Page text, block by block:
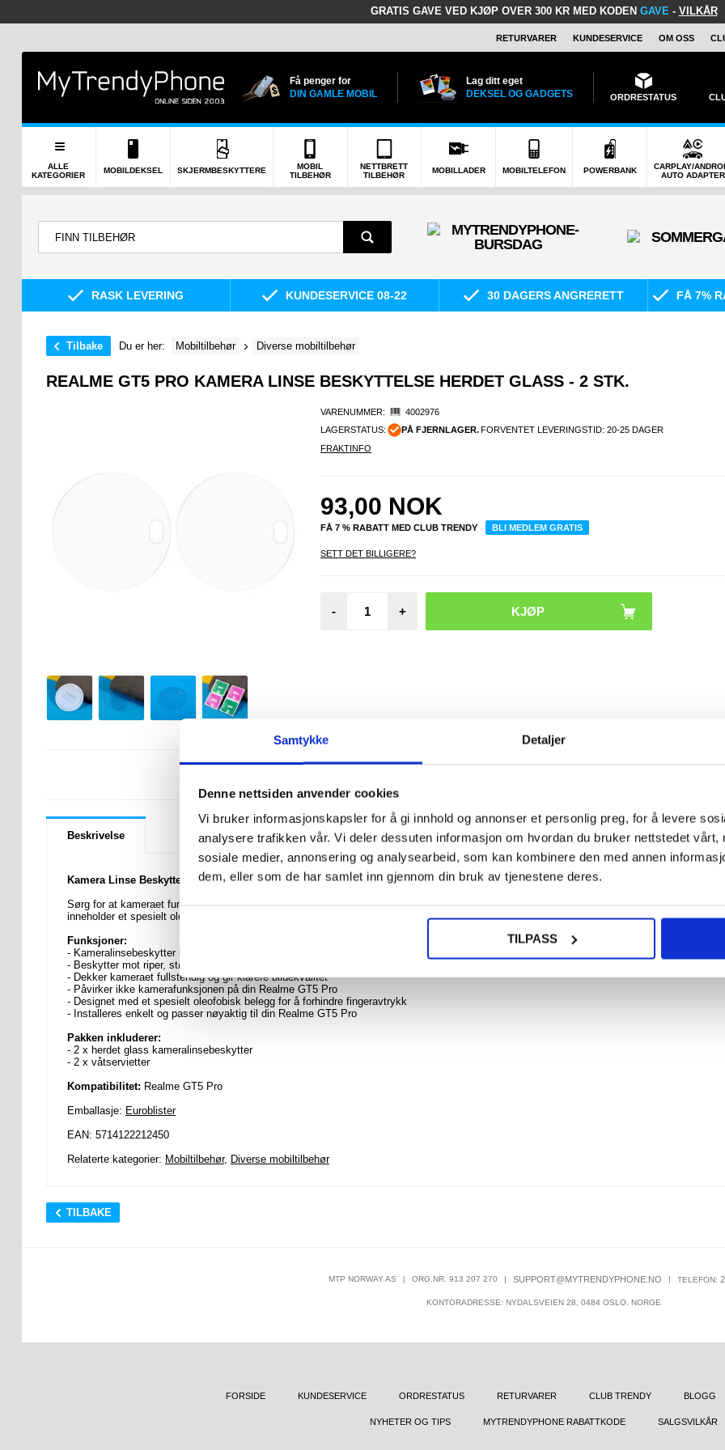
Samtykke Detaljer
Denne nettsiden anvender cookies
Vi bruker informasjonskapsler for å gi innhold og annonser et personlig preg, for å levere
analysere trafikken vår. Vi deler dessuten informasjon om hvordan du bruker nettstedet vårt,
sosiale medier, annonsering og analysearbeid, som kan kombinere den med annen
dem, eller som de har samlet inn gjennom din bruk av tjenestene deres.
TILPASS
GRATIS GAVE VED KJØP OVER 300 KR MED KODEN GAVE- VILKÅR
RETURVARER KUNDESERVICE OM OSS
Få penger for
DIN GAMLE MOBIL
Lag ditt eget
DEKSEL OG GADGETS
ORDRESTATUS
ALLE
KATEGORIER
MOBILDEKSEL SKJERMBESKYTTERE
MOBIL
TILBEHØR
NETTBRETT
TILBEHØR
MOBILLADER MOBILTELEFON POWERBANK
CARPLAY/
AUTO ADAPTER
RASK LEVERING KUNDESERVICE 08-22 30 DAGERS ANGRERETT FÅ 7%
Tilbake Du er her: Mobiltilbehør Diverse mobiltilbehør
REALME GT5 PRO KAMERA LINSE BESKYTTELSE HERDET GLASS - 2 STK.
VARENUMMER:
4002976
LAGERSTATUS:
PÅ FJERNLAGER. FORVENTET LEVERINGSTID: 20-25 DAGER
FRAKTINFO
93,00 NOK
FÅ 7 % RABATT MED CLUB TRENDY BLI MEDLEM GRATIS
SETT DET BILLIGERE?
- +
Beskrivelse
Kamera Linse Beskyttelse Herdet Glass til Realme GT5 Pro - 2 Stk.
Sørg for at kameraet fungerer best mulig på din Realme GT5 Pro ved å beskytte det med denne kameralinsebeskytteren i herdet glass. Den
inneholder et spesielt oleofobisk belegg som forhindrer fingeravtrykk og gjør kameraet enkelt å rengjøre.
Funksjoner:
- Kameralinsebeskytter i herdet glass til Realme GT5 Pro
- Beskytter mot riper, støt, slag, smuss, etc.
- Dekker kameraet fullstendig og gir klarere bildekvalitet
- Påvirker ikke kamerafunksjonen på din Realme GT5 Pro
- Designet med et spesielt oleofobisk belegg for å forhindre fingeravtrykk
- Installeres enkelt og passer nøyaktig til din Realme GT5 Pro
Pakken inkluderer:
- 2 x herdet glass kameralinsebeskytter
- 2 x våtservietter
Kompatibilitet: Realme GT5 Pro
Emballasje: Euroblister
EAN: 5714122212450
Relaterte kategorier: Mobiltilbehør, Diverse mobiltilbehør
TILBAKE
glass
MTP NORWAY AS | ORG.NR. 913 207 270 | SUPPORT@MYTRENDYPHONE.NO | TELEFON:
KONTORADRESSE: NYDALSVEIEN 28, 0484 OSLO, NORGE
FORSIDE KUNDESERVICE ORDRESTATUS RETURVARER CLUB TRENDY BLOGG
NYHETER OG TIPS MYTRENDYPHONE RABATTKODE SALGSVILKÅR